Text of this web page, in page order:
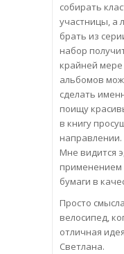
собирать
участницы, а
брать из
набор
крайней
альбомов
сделать
поищу
в книгу
направлении.
Мне видится
применением
бумаги в
Просто
велосипед,
отличная
Светлана.